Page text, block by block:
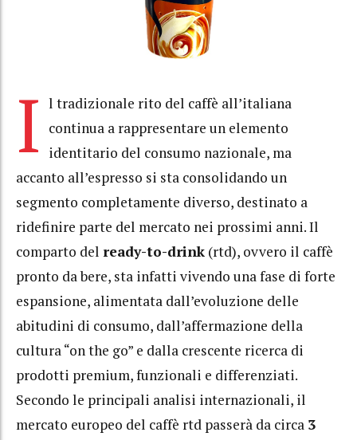
I l tradizionale rito del caffè all’italiana
continua a rappresentare un elemento
identitario del consumo nazionale, ma
accanto all’espresso si sta consolidando un
segmento completamente diverso, destinato a
ridefinire parte del mercato nei prossimi anni. Il
comparto del ready-to-drink (rtd), ovvero il caffè
pronto da bere, sta infatti vivendo una fase di forte
espansione, alimentata dall’evoluzione delle
abitudini di consumo, dall’affermazione della
cultura “on the go” e dalla crescente ricerca di
prodotti premium, funzionali e differenziati.
Secondo le principali analisi internazionali, il
mercato europeo del caffè rtd passerà da circa 3